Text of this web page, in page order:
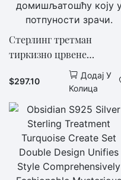
Стерлинг третман
тиркизно црвене
бодљикаве остриге и С925
сребро чине сет са
домишљатошћу коју у
потпуности зрачи.
$297.10
Додај У
Колица